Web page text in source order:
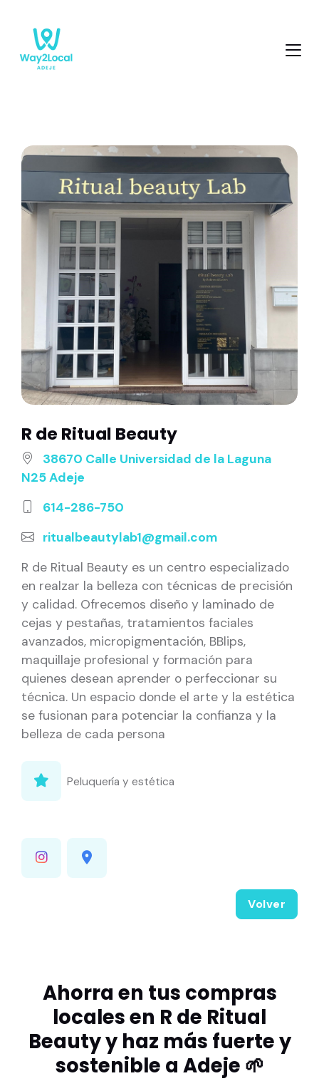
R de Ritual Beauty
38670 Calle Universidad de la Laguna
N25 Adeje
614-286-750
ritualbeautylab1@gmail.com
R de Ritual Beauty es un centro especializado
en realzar la belleza con técnicas de precisión
y calidad. Ofrecemos diseño y laminado de
cejas y pestañas, tratamientos faciales
avanzados, micropigmentación, BBlips,
maquillaje profesional y formación para
quienes desean aprender o perfeccionar su
técnica. Un espacio donde el arte y la estética
se fusionan para potenciar la confianza y la
belleza de cada persona
Peluquería y estética
Volver
Ahorra en tus compras
locales en R de Ritual
Beauty y haz más fuerte y
sostenible a Adeje 🌱